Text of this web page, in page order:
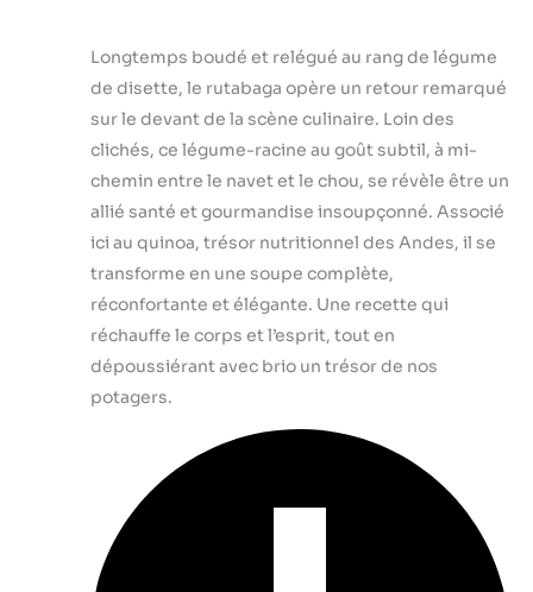
Longtemps boudé et relégué au rang de légume
de disette, le rutabaga opère un retour remarqué
sur le devant de la scène culinaire. Loin des
clichés, ce légume-racine au goût subtil, à mi-
chemin entre le navet et le chou, se révèle être un
allié santé et gourmandise insoupçonné. Associé
ici au quinoa, trésor nutritionnel des Andes, il se
transforme en une soupe complète,
réconfortante et élégante. Une recette qui
réchauffe le corps et l’esprit, tout en
dépoussiérant avec brio un trésor de nos
potagers.